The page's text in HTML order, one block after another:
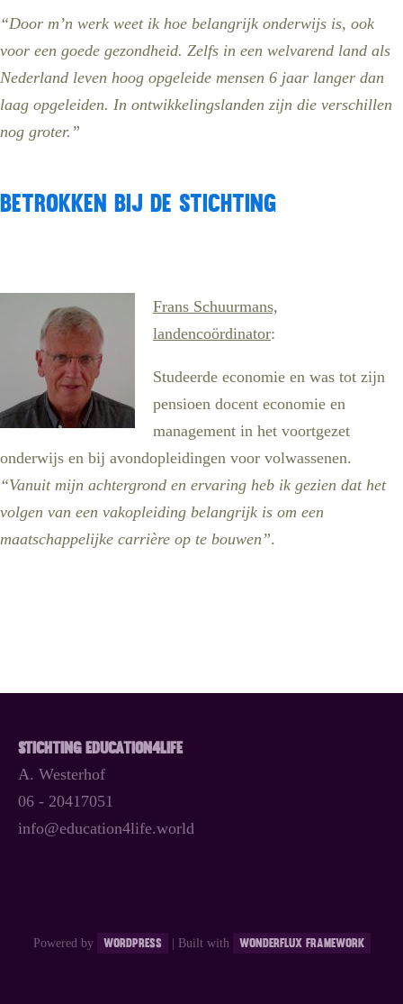
“Door m’n werk weet ik hoe belangrijk onderwijs is, ook
voor een goede gezondheid. Zelfs in een welvarend land als
Nederland leven hoog opgeleide mensen 6 jaar langer dan
laag opgeleiden. In ontwikkelingslanden zijn die verschillen
nog groter.”
Betrokken bij de stichting
Frans Schuurmans,
landencoördinator:
Studeerde economie en was tot zijn
pensioen docent economie en
management in het voortgezet
onderwijs en bij avondopleidingen voor volwassenen.
“Vanuit mijn achtergrond en ervaring heb ik gezien dat het
volgen van een vakopleiding belangrijk is om een
maatschappelijke carrière op te bouwen”.
Stichting Education4Life
A. Westerhof
06 - 20417051
info@education4life.world
Powered by WordPress | Built with Wonderflux Framework